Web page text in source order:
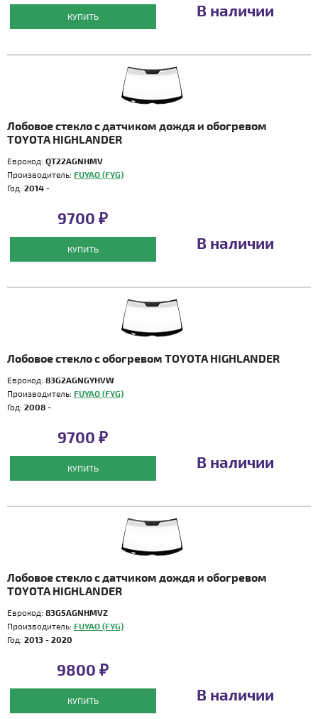
КУПИТЬ В наличии
Лобовое стекло с датчиком дождя и обогревом
TOYOTA HIGHLANDER
Еврокод: QT22AGNHMV
Производитель: FUYAO (FYG)
Год: 2014 -
9700 ₽
КУПИТЬ В наличии
Лобовое стекло с обогревом TOYOTA HIGHLANDER
Еврокод: 83G2AGNGYHVW
Производитель: FUYAO (FYG)
Год: 2008 -
9700 ₽
КУПИТЬ В наличии
Лобовое стекло с датчиком дождя и обогревом
TOYOTA HIGHLANDER
Еврокод: 83G5AGNHMVZ
Производитель: FUYAO (FYG)
Год: 2013 - 2020
9800 ₽
КУПИТЬ В наличии